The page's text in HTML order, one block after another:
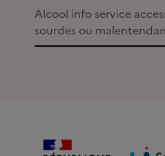
Alcool info service
sourdes ou